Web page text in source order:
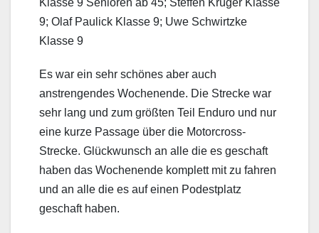
Klasse 9 Senioren ab 45; Steffen Krüger Klasse
9; Olaf Paulick Klasse 9; Uwe Schwirtzke
Klasse 9
Es war ein sehr schönes aber auch
anstrengendes Wochenende. Die Strecke war
sehr lang und zum größten Teil Enduro und nur
eine kurze Passage über die Motorcross-
Strecke. Glückwunsch an alle die es geschaft
haben das Wochenende komplett mit zu fahren
und an alle die es auf einen Podestplatz
geschaft haben.